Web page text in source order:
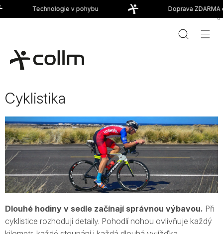
Přejít
Technologie v pohybu Doprava ZDARMA
Cyklistika
Dlouhé hodiny v sedle začínají správnou výbavou. Při
cyklistice rozhodují detaily. Pohodlí nohou ovlivňuje každý